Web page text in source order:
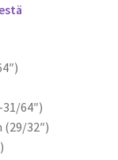
64″)
(29/32″)